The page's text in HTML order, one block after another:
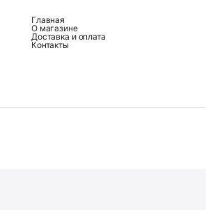
Главная
О магазине
Доставка и оплата
Контакты